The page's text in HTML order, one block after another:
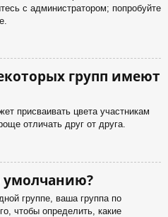
с администратором; попробуйте
групп имеют
присваивать цвета участникам
отличать друг от друга.
умолчанию?
группе, ваша группа по
чтобы определить, какие